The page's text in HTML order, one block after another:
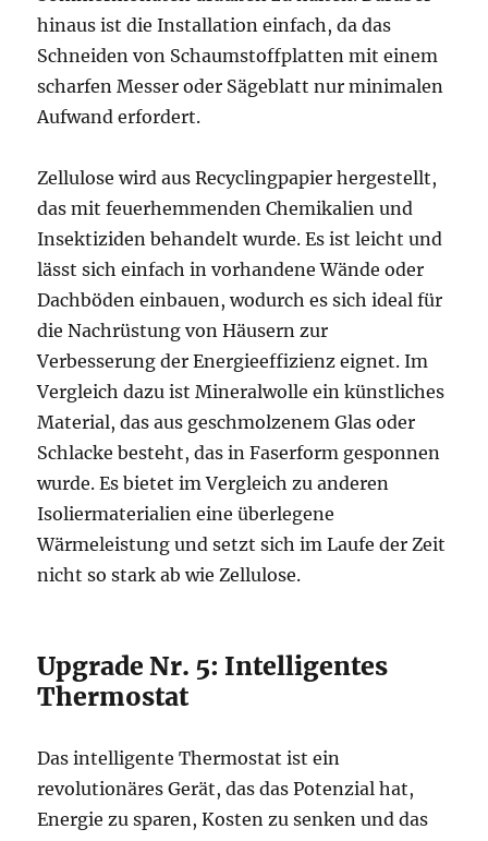
hinaus ist die Installation einfach, da das
Schneiden von Schaumstoffplatten mit einem
scharfen Messer oder Sägeblatt nur minimalen
Aufwand erfordert.
Zellulose wird aus Recyclingpapier hergestellt,
das mit feuerhemmenden Chemikalien und
Insektiziden behandelt wurde. Es ist leicht und
lässt sich einfach in vorhandene Wände oder
Dachböden einbauen, wodurch es sich ideal für
die Nachrüstung von Häusern zur
Verbesserung der Energieeffizienz eignet. Im
Vergleich dazu ist Mineralwolle ein künstliches
Material, das aus geschmolzenem Glas oder
Schlacke besteht, das in Faserform gesponnen
wurde. Es bietet im Vergleich zu anderen
Isoliermaterialien eine überlegene
Wärmeleistung und setzt sich im Laufe der Zeit
nicht so stark ab wie Zellulose.
Upgrade Nr. 5: Intelligentes
Thermostat
Das intelligente Thermostat ist ein
revolutionäres Gerät, das das Potenzial hat,
Energie zu sparen, Kosten zu senken und das